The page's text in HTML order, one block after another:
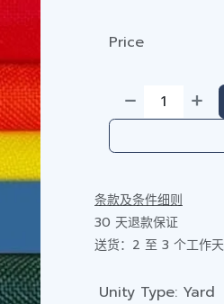
Price
条款及条件细则
30 天退款保证
送货：2 至 3 个工作天
Unity Type: Yard